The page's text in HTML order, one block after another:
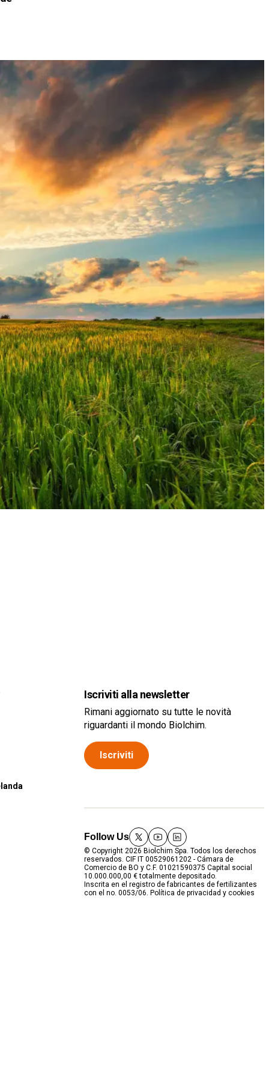
Iscriviti alla newsletter
Rimani aggiornato su tutte le novità
riguardanti il mondo Biolchim.
Iscriviti
Follow Us
twitteryoutube
linkedin
© Copyright 2026 Biolchim Spa. Todos los derechos
reservados. CIF IT 00529061202 - Cámara de
Comercio de BO y C.F. 01021590375 Capital social
10.000.000,00 € totalmente depositado.
Inscrita en el registro de fabricantes de fertilizantes
con el no. 0053/06. Política de privacidad y cookies